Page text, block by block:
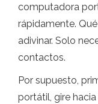
computadora
rápidamente.
adivinar. Solo
contactos.
Por supuesto,
portátil, gire